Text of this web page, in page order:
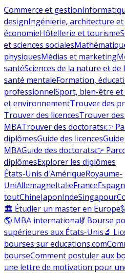
Commerce et gestion
designIngénierie, architecture
économieHôtellerie et tourisme
et sciences sociales
physiquesMédias et marketing
santéSciences de la nature et de
santé mentaleFormation,
professionnelSport, bien-être et
et environnementTrouver des
Trouver des licencesTrouver
MBATrouver des doctorats👉
diplômesGuide des licences
MBAGuide des doctorats👉
diplômesExplorer les diplômes
États-Unis d'AmériqueRoyaume-
UniAllemagneItalieFrance
toutChineJaponIndeSingapour
🏛 Étudier un master en Europe
🌎 MBA international💃 Bourse
supérieures aux États-Unis🔬
bourses sur educations.com
bourseComment postuler aux
une lettre de motivation pour